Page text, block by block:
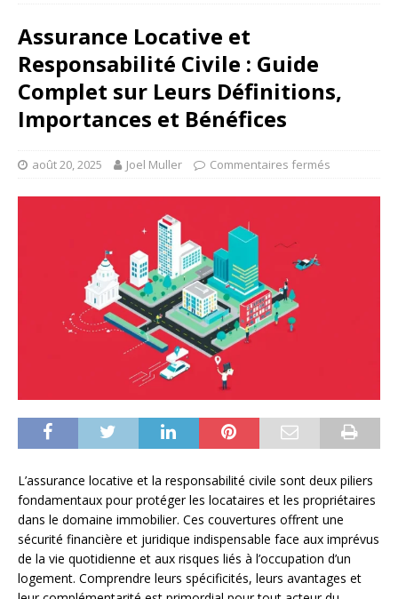
Assurance Locative et
Responsabilité Civile : Guide
Complet sur Leurs Définitions,
Importances et Bénéfices
août 20, 2025 Joel Muller Commentaires fermés
L’assurance locative et la responsabilité civile sont deux piliers
fondamentaux pour protéger les locataires et les propriétaires
dans le domaine immobilier. Ces couvertures offrent une
sécurité financière et juridique indispensable face aux imprévus
de la vie quotidienne et aux risques liés à l’occupation d’un
logement. Comprendre leurs spécificités, leurs avantages et